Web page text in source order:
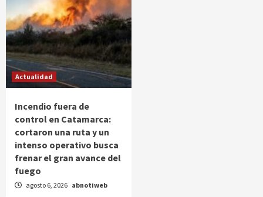
Actualidad
Incendio fuera de
control en Catamarca:
cortaron una ruta y un
intenso operativo busca
frenar el gran avance del
fuego
agosto 6, 2026 abnotiweb